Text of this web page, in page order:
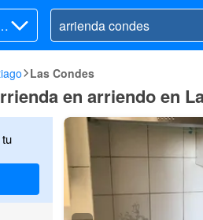
Las Condes
en arriendo en